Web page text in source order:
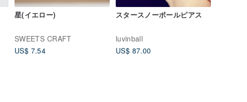
星(イエロー)
SWEETS CRAFT
US$ 7.54
スタースノーボールピアス
luvinball
US$ 87.00